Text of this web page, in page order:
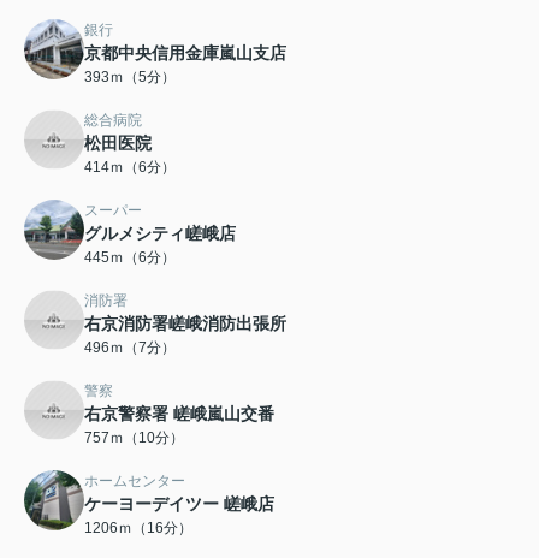
銀行
京都中央信用金庫嵐山支店
393ｍ（5分）
総合病院
松田医院
414ｍ（6分）
スーパー
グルメシティ嵯峨店
445ｍ（6分）
消防署
右京消防署嵯峨消防出張所
496ｍ（7分）
警察
右京警察署 嵯峨嵐山交番
757ｍ（10分）
ホームセンター
ケーヨーデイツー 嵯峨店
1206ｍ（16分）